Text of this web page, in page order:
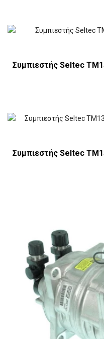
Συμπιεστής Seltec
Συμπιεστής Seltec